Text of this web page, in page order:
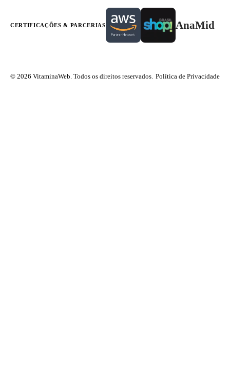
CERTIFICAÇÕES & PARCERIAS AnaMid
© 2026 VitaminaWeb. Todos os direitos reservados. Política de Privacidade